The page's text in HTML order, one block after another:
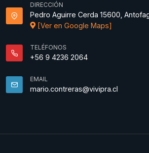
DIRECCIÓN
Pedro Aguirre Cerda 15600,
[Ver en Google Maps]
TELÉFONOS
+56 9 4236 2064
EMAIL
mario.contreras@vivipra.cl